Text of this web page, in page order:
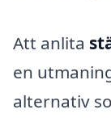
Att anlita
en
alternativ